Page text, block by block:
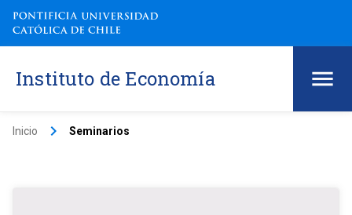
Instituto de Economía
Inicio keyboard_arrow_right Seminarios